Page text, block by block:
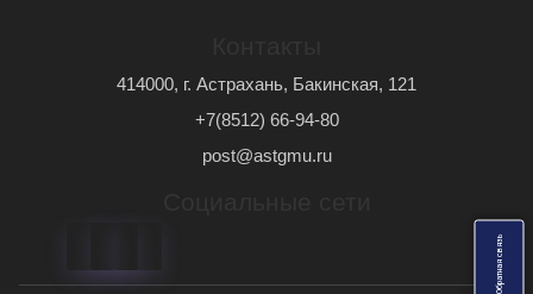
О
б
р
а
т
н
а
я
с
в
я
з
ь
414000, г. Астрахань, Бакинская, 121
+7(8512) 66-94-80
post@astgmu.ru